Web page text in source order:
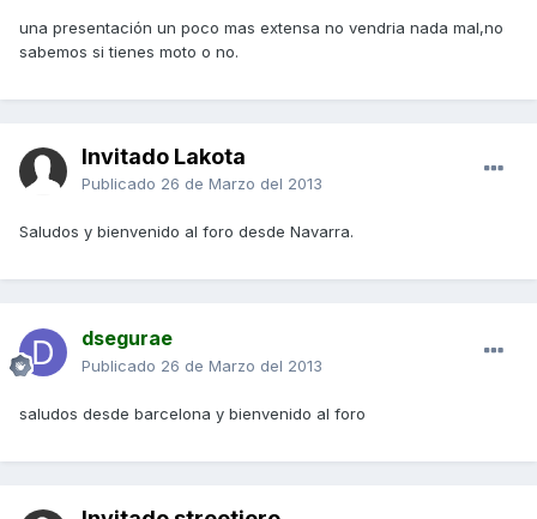
una presentación un poco mas extensa no vendria nada mal,no
sabemos si tienes moto o no.
Invitado Lakota
Publicado 26 de Marzo del 2013
Saludos y bienvenido al foro desde Navarra.
dsegurae
Publicado 26 de Marzo del 2013
saludos desde barcelona y bienvenido al foro